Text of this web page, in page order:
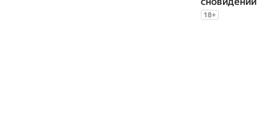
18+